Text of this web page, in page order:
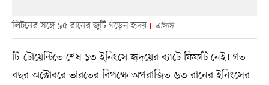
লিটনের সঙ্গে ৯৫ রানের জুটি গড়েন হৃদয় এসিসি
টি-টোয়েন্টিতে শেষ ১৩ ইনিংসে হৃদয়ের ব্যাটে ফিফটি নেই। গত
বছর অক্টোবরে ভারতের বিপক্ষে অপরাজিত ৬৩ রানের ইনিংসের